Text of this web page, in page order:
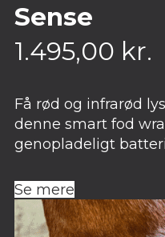
Sense
1.495,00 kr.
Få rød og infrarød
denne smart fod
genopladeligt batteri
Se mere